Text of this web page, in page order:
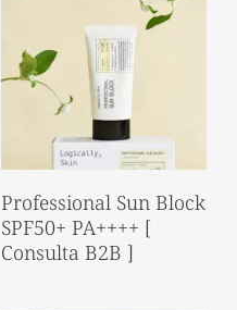
Read More
Professional Sun Block
SPF50+ PA++++ [
Consulta B2B ]